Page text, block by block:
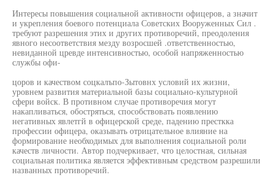
Интересы повышения социальной активности офицеров, а значит
и укрепления боевого потенциала Советских Вооруженных Сил .
требуют разрешения этих и других противоречий, преодоления
явного несоответствия мезду возросшей .ответственностью,
невиданной цревде интенсивностью, особой напряженностью
службы офи-
цоров и качеством соцкалъпо-Зытовнх условий их жизни,
уровнем развития материальной базы социально-культурной
сфери войск. В противном случае противоречия могут
накапливаться, обостряться, способствовать появлению
негативных явлетгй в офицерской среде, падению престкка
профессии офицера, оказывать отрицательное влияние на
формирование необходимых для выполнения социальной роли
качеств личности. Автор подчеркивает, что целостная, сильная
социальная политика является эффективным средством разрешили
названных противоречий.